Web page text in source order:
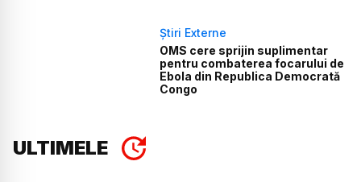
Știri Externe
OMS cere sprijin suplimentar
pentru combaterea focarului de
Ebola din Republica Democrată
Congo
ULTIMELE